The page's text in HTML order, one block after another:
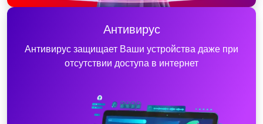
Антивирус
Антивирус защищает Ваши устройства даже при
отсутствии доступа в интернет